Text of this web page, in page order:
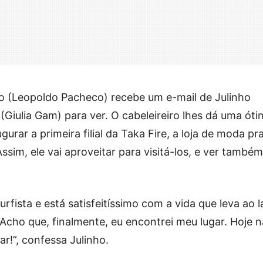
(Leopoldo Pacheco) recebe um e-mail de Julinho
Gam) para ver. O cabeleireiro lhes dá uma
a primeira filial da Taka Fire, a loja de moda
ele vai aproveitar para visitá-los, e ver
e está satisfeitíssimo com a vida que leva ao
que, finalmente, eu encontrei meu lugar. Hoje
confessa Julinho.